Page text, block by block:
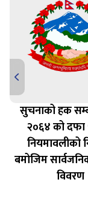
सुचनाको हक
२०६४ को दफा
नियमावलीको
बमोजिम
विवरण